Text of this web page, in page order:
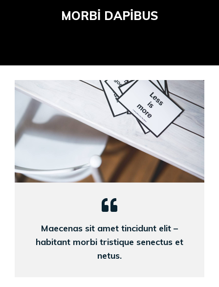
MORBI DAPIBUS
Maecenas sit amet tincidunt elit –
habitant morbi tristique senectus et
netus.